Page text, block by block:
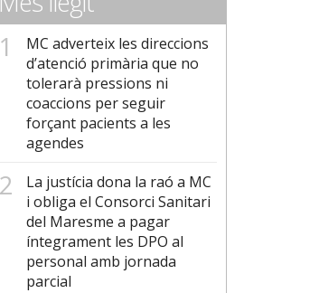
MC adverteix les direccions
d’atenció primària que no
tolerarà pressions ni
coaccions per seguir
forçant pacients a les
agendes
La justícia dona la raó a MC
i obliga el Consorci Sanitari
del Maresme a pagar
íntegrament les DPO al
personal amb jornada
parcial